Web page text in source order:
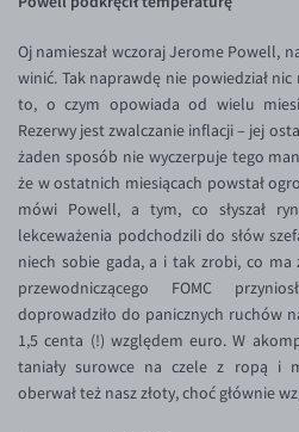
AUD/PLN
BGN/PLN
CAD/PLN
CNY/PLN
HKD/PLN
HUF/PLN
ILS/PLN
JPY/PLN
NZD/PLN
Bezpieczeństwo
Pomoc
Pomoc
FAQ
Konto i opłaty
Wymiana walut
Banki i przelewy
Przelewy zagraniczne
Słowniczek
KONTAKT
Kontakt
Dla mediów
PL
Oj namieszał wczoraj Jerome Powell,
winić. Tak naprawdę nie powiedział
to, o czym opowiada od wielu
Rezerwy jest zwalczanie inflacji – jej
żaden sposób nie wyczerpuje tego
że w ostatnich miesiącach powstał
mówi Powell, a tym, co słyszał
lekceważenia podchodzili do słów
niech sobie gada, a i tak zrobi, co ma
przewodniczącego FOMC
doprowadziło do panicznych ruchów
1,5 centa (!) względem euro. W
taniały surowce na czele z ropą i
oberwał też nasz złoty, choć głównie